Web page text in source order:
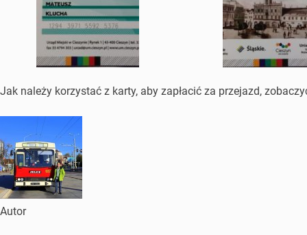
Jak należy korzystać z karty, aby zapłacić za przejazd,
Autor